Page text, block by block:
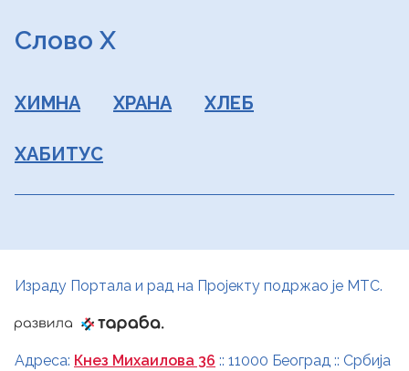
Слово Х
ХИМНА ХРАНА ХЛЕБ
ХАБИТУС
Израду Портала и рад на Пројекту подржао је МТС.
Адреса: Кнез Михаилова 36 :: 11000 Београд :: Србија